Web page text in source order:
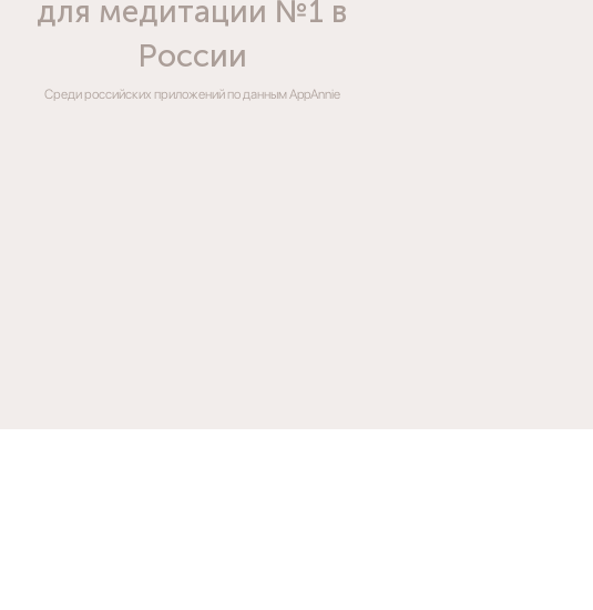
для медитации №1 в
России
Среди российских приложений по данным AppAnnie